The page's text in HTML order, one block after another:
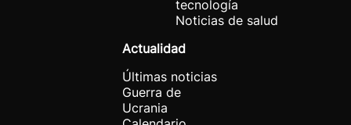
tecnología
Noticias de salud
Actualidad
Últimas noticias
Guerra de
Ucrania